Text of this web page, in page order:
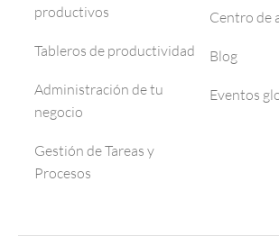
productivos
Tableros de productividad
Administración de tu
negocio
Gestión de Tareas y
Procesos
Centro de
Blog
Eventos